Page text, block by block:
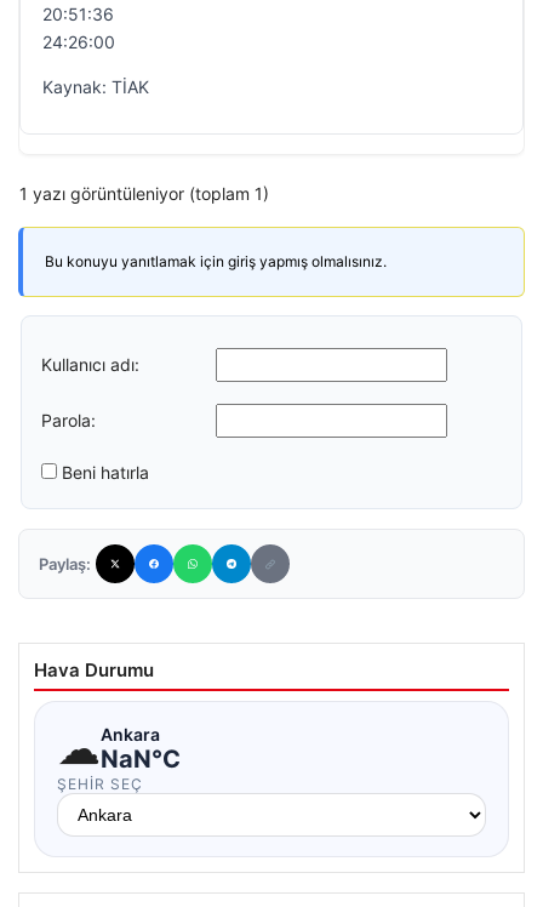
20:51:36
24:26:00
Kaynak: TİAK
1 yazı görüntüleniyor (toplam 1)
Bu konuyu yanıtlamak için giriş yapmış olmalısınız.
Kullanıcı adı:
Parola:
Beni hatırla
Paylaş:
Hava Durumu
☁Ankara
NaN°C
ŞEHIR SEÇ